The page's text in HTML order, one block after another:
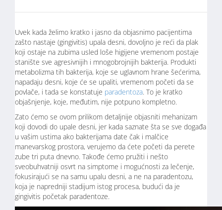
Uvek kada želimo kratko i jasno da objasnimo pacijentima
zašto nastaje (gingivitis) upala desni, dovoljno je reći da plak
koji ostaje na zubima usled loše higijene vremenom postaje
stanište sve agresivnijih i mnogobrojnijih bakterija. Produkti
metabolizma tih bakterija, koje se uglavnom hrane šećerima,
napadaju desni, koje će se upaliti, vremenom početi da se
povlače, i tada se konstatuje paradentoza. To je kratko
objašnjenje, koje, međutim, nije potpuno kompletno.
Zato ćemo se ovom prilikom detaljnije objasniti mehanizam
koji dovodi do upale desni, jer kada saznate šta se sve događa
u vašim ustima ako bakterijama date čak i malčice
manevarskog prostora, verujemo da ćete početi da perete
zube tri puta dnevno. Takođe ćemo pružiti i nešto
sveobuhvatniji osvrt na simptome i mogućnosti za lečenje,
fokusirajući se na samu upalu desni, a ne na paradentozu,
koja je napredniji stadijum istog procesa, budući da je
gingivitis početak paradentoze.